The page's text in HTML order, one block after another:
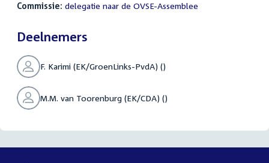
Commissie: delegatie naar de OVSE-Assemblee
Deelnemers
F. Karimi (EK/GroenLinks-PvdA) ()
M.M. van Toorenburg (EK/CDA) ()